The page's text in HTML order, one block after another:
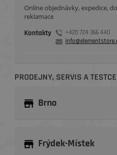
Online objednávky, expedice,
reklamace
Kontakty
+420 724 366 440
PRODEJNY, SERVIS A
Brno
Frýdek-Místek